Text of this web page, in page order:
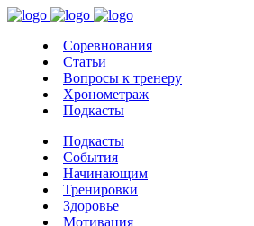
Соревнования
Статьи
Вопросы к тренеру
Хронометраж
Подкасты
Подкасты
События
Начинающим
Тренировки
Здоровье
Мотивация